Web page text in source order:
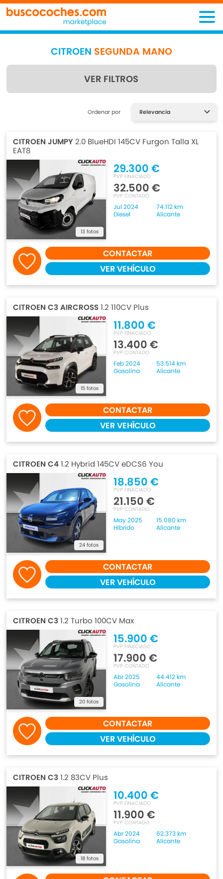
CITROEN SEGUNDA MANO
VER FILTROS
Encuentra lo que estás
Ordenar por
CITROEN JUMPY 2.0 BlueHDI 145CV Furgon Talla XL
EAT8
13 fotos
29.300 €
PVP FINACIADO
32.500 €
PVP CONTADO
Jul 2024
74.112 km
Diesel
Alicante
CONTACTAR
VER VEHÍCULO
CITROEN C3 AIRCROSS1.2 110CV Plus
15 fotos
11.800 €
PVP FINACIADO
13.400 €
PVP CONTADO
Feb 2024
53.514 km
Gasolina
Alicante
CONTACTAR
VER VEHÍCULO
CITROEN C41.2 Hybrid 145CV eDCS6 You
24 fotos
18.850 €
PVP FINACIADO
21.150 €
PVP CONTADO
May 2025
15.080 km
Híbrido
Alicante
CONTACTAR
VER VEHÍCULO
CITROEN C3 1.2 Turbo 100CV Max
20 fotos
15.900 €
PVP FINACIADO
17.900 €
PVP CONTADO
Abr 2025
44.412 km
Gasolina
Alicante
CONTACTAR
VER VEHÍCULO
CITROEN C3 1.2 83CV Plus
18 fotos
10.400 €
PVP FINACIADO
11.900 €
PVP CONTADO
Abr 2024
62.373 km
Gasolina
Alicante